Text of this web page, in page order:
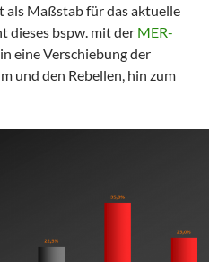
als Maßstab für das aktuelle
dieses bspw. mit der MER-
eine Verschiebung der
und den Rebellen, hin zum